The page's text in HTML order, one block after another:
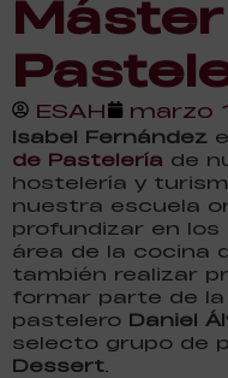
ESAH marzo
Isabel Fernández
de Pastelería de
hostelería y
nuestra escuela
profundizar en
área de la cocina
también realizar
formar parte de
pastelero Daniel
selecto grupo de
Dessert.